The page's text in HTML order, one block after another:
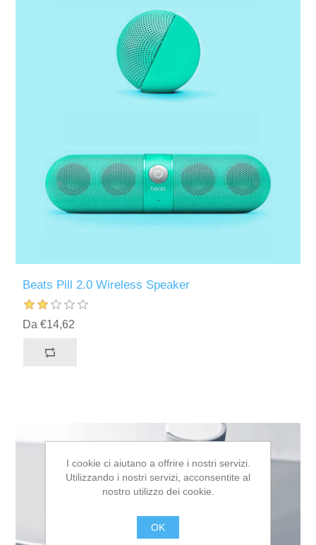
Beats Pill 2.0 Wireless Speaker
Da €14,62
I cookie ci aiutano a offrire i nostri servizi.
Utilizzando i nostri servizi, acconsentite al
nostro utilizzo dei cookie.
OK